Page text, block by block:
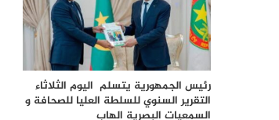
رئيس الجمهورية يتسلم اليوم الثلاثاء
التقرير السنوي للسلطة العليا للصحافة و
السمعيات البصرية الهاب